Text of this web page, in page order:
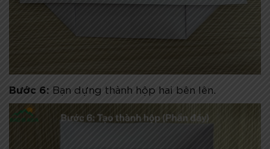
Bước 6: Bạn dựng thành hộp hai bên lên.